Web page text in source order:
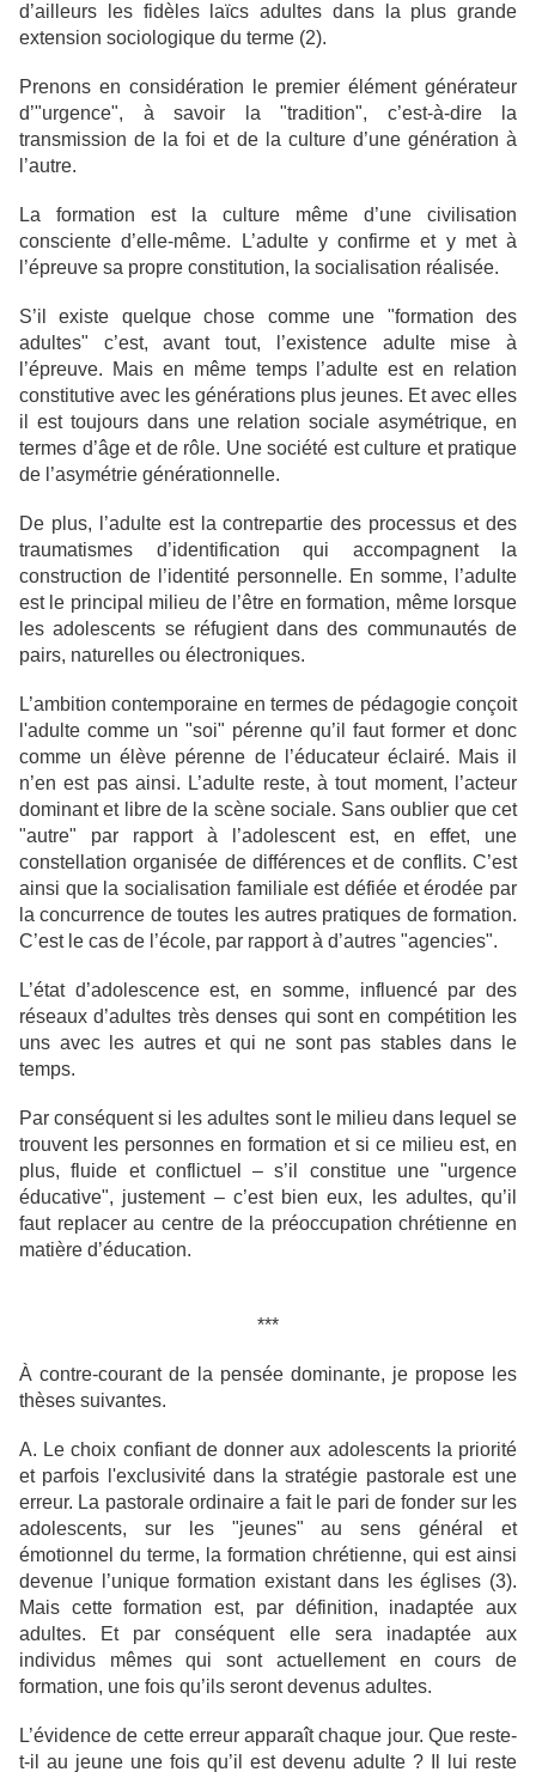
d’ailleurs les fidèles laïcs adultes dans la plus grande
extension sociologique du terme (2).
Prenons en considération le premier élément générateur
d’"urgence", à savoir la "tradition", c’est-à-dire la
transmission de la foi et de la culture d’une génération à
l’autre.
La formation est la culture même d’une civilisation
consciente d’elle-même. L’adulte y confirme et y met à
l’épreuve sa propre constitution, la socialisation réalisée.
S’il existe quelque chose comme une "formation des
adultes" c’est, avant tout, l’existence adulte mise à
l’épreuve. Mais en même temps l’adulte est en relation
constitutive avec les générations plus jeunes. Et avec elles
il est toujours dans une relation sociale asymétrique, en
termes d’âge et de rôle. Une société est culture et pratique
de l’asymétrie générationnelle.
De plus, l’adulte est la contrepartie des processus et des
traumatismes d’identification qui accompagnent la
construction de l’identité personnelle. En somme, l’adulte
est le principal milieu de l’être en formation, même lorsque
les adolescents se réfugient dans des communautés de
pairs, naturelles ou électroniques.
L’ambition contemporaine en termes de pédagogie conçoit
l'adulte comme un "soi" pérenne qu’il faut former et donc
comme un élève pérenne de l’éducateur éclairé. Mais il
n’en est pas ainsi. L’adulte reste, à tout moment, l’acteur
dominant et libre de la scène sociale. Sans oublier que cet
"autre" par rapport à l’adolescent est, en effet, une
constellation organisée de différences et de conflits. C’est
ainsi que la socialisation familiale est défiée et érodée par
la concurrence de toutes les autres pratiques de formation.
C’est le cas de l’école, par rapport à d’autres "agencies".
L’état d’adolescence est, en somme, influencé par des
réseaux d’adultes très denses qui sont en compétition les
uns avec les autres et qui ne sont pas stables dans le
temps.
Par conséquent si les adultes sont le milieu dans lequel se
trouvent les personnes en formation et si ce milieu est, en
plus, fluide et conflictuel – s’il constitue une "urgence
éducative", justement – c’est bien eux, les adultes, qu’il
faut replacer au centre de la préoccupation chrétienne en
matière d’éducation.
***
À contre-courant de la pensée dominante, je propose les
thèses suivantes.
A. Le choix confiant de donner aux adolescents la priorité
et parfois l'exclusivité dans la stratégie pastorale est une
erreur. La pastorale ordinaire a fait le pari de fonder sur les
adolescents, sur les "jeunes" au sens général et
émotionnel du terme, la formation chrétienne, qui est ainsi
devenue l’unique formation existant dans les églises (3).
Mais cette formation est, par définition, inadaptée aux
adultes. Et par conséquent elle sera inadaptée aux
individus mêmes qui sont actuellement en cours de
formation, une fois qu’ils seront devenus adultes.
L’évidence de cette erreur apparaît chaque jour. Que reste-
t-il au jeune une fois qu’il est devenu adulte ? Il lui reste